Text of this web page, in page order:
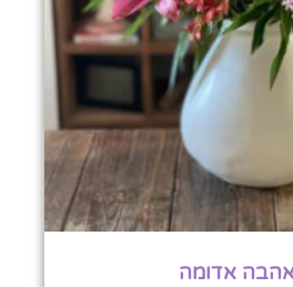
אדומה